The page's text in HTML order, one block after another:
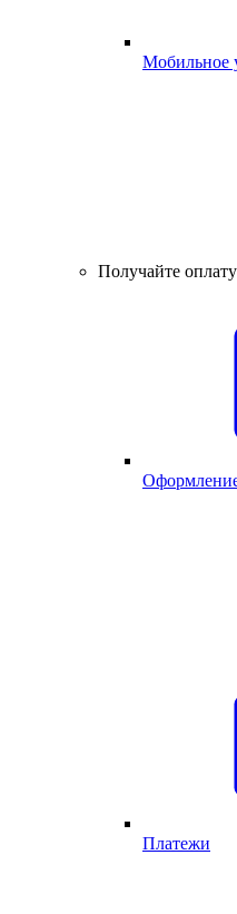
Мобильное
Получайте оплату
Оформление
Платежи